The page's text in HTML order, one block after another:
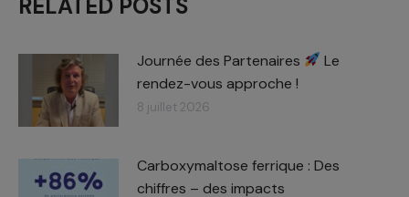
Journée des Partenaires
Le
rendez-vous approche !
8 juillet 2026
Carboxymaltose ferrique : Des
chiffres – des impacts​